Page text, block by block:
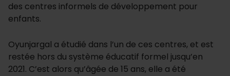
des centres informels de développement pour
enfants.
Oyunjargal a étudié dans l’un de ces centres, et est
restée hors du système éducatif formel jusqu’en
2021. C’est alors qu’âgée de 15 ans, elle a été